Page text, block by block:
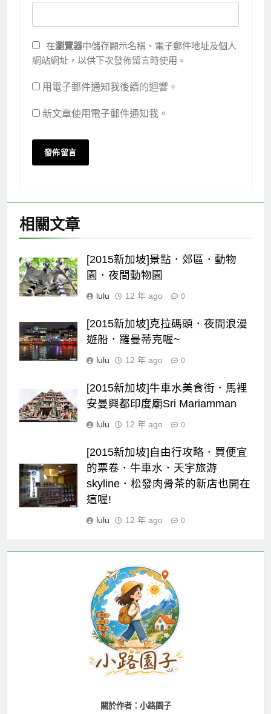
在瀏覽器中儲存顯示名稱、電子郵件地址及個人
網站網址，以供下次發佈留言時使用。
用電子郵件通知我後續的迴響。
新文章使用電子郵件通知我。
相關文章
[2015新加坡]景點．郊區．動物
園．夜間動物園
lulu 12 年 ago 0
[2015新加坡]克拉碼頭．夜間浪漫
遊船．羅曼蒂克喔~
lulu 12 年 ago 0
[2015新加坡]牛車水美食街．馬裡
安曼興都印度廟Sri Mariamman
lulu 12 年 ago 0
[2015新加坡]自由行攻略．買便宜
的票卷．牛車水．天宇旅游
skyline．松發肉骨茶的新店也開在
這喔!
lulu 12 年 ago 0
關於作者：小路園子